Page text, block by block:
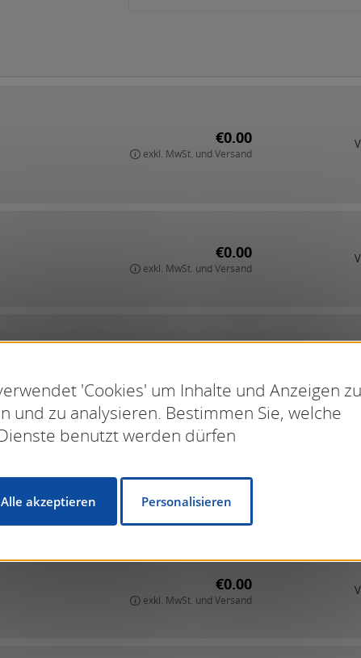
€0.00
exkl. MwSt. und Versand
€0.00
exkl. MwSt. und Versand
€0.00
exkl. MwSt. und Versand
'Cookies' um Inhalte und Anzeigen zu
und zu analysieren. Bestimmen Sie, welche
benutzt werden dürfen
Alle akzeptieren Personalisieren